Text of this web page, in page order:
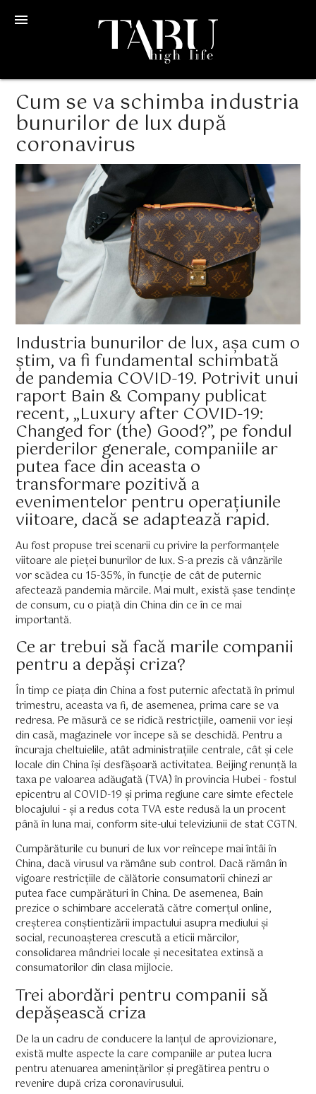
menu
Cum se va schimba industria
bunurilor de lux după
coronavirus
Industria bunurilor de lux, așa cum o
știm, va fi fundamental schimbată
de pandemia COVID-19. Potrivit unui
raport Bain & Company publicat
recent, „Luxury after COVID-19:
Changed for (the) Good?”, pe fondul
pierderilor generale, companiile ar
putea face din aceasta o
transformare pozitivă a
evenimentelor pentru operațiunile
viitoare, dacă se adaptează rapid.
Au fost propuse trei scenarii cu privire la performanțele
viitoare ale pieței bunurilor de lux. S-a prezis că vânzările
vor scădea cu 15-35%, în funcție de cât de puternic
afectează pandemia mărcile. Mai mult, există șase tendințe
de consum, cu o piață din China din ce în ce mai
importantă.
Ce ar trebui să facă marile companii
pentru a depăși criza?
În timp ce piața din China a fost puternic afectată în primul
trimestru, aceasta va fi, de asemenea, prima care se va
redresa. Pe măsură ce se ridică restricțiile, oamenii vor ieși
din casă, magazinele vor începe să se deschidă. Pentru a
încuraja cheltuielile, atât administrațiile centrale, cât și cele
locale din China își desfășoară activitatea. Beijing renunță la
taxa pe valoarea adăugată (TVA) în provincia Hubei - fostul
epicentru al COVID-19 și prima regiune care simte efectele
blocajului - și a redus cota TVA este redusă la un procent
până în luna mai, conform site-ului televiziunii de stat CGTN.
Cumpărăturile cu bunuri de lux vor reîncepe mai întâi în
China, dacă virusul va rămâne sub control. Dacă rămân în
vigoare restricțiile de călătorie consumatorii chinezi ar
putea face cumpărături în China. De asemenea, Bain
prezice o schimbare accelerată către comerțul online,
creșterea conștientizării impactului asupra mediului și
social, recunoașterea crescută a eticii mărcilor,
consolidarea mândriei locale și necesitatea extinsă a
consumatorilor din clasa mijlocie.
Trei abordări pentru companii să
depășească criza
De la un cadru de conducere la lanțul de aprovizionare,
există multe aspecte la care companiile ar putea lucra
pentru atenuarea amenințărilor și pregătirea pentru o
revenire după criza coronavirusului.